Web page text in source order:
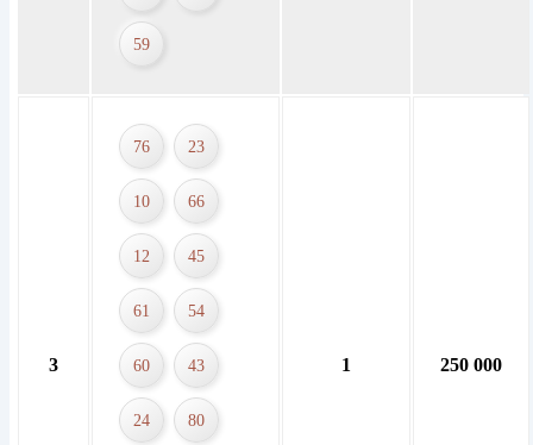
59
3
76 23
10 66
12 45
61 54
60 43
24 80
1 250 000